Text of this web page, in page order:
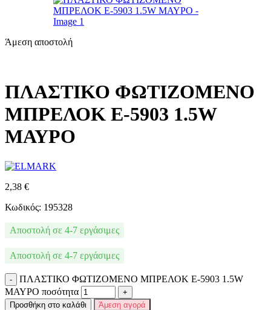
Άμεση αποστολή
ΠΛΑΣΤΙΚΟ ΦΩΤΙΖΟΜΕΝΟ
ΜΠΡΕΛΟΚ E-5903 1.5W
ΜΑΥΡΟ
2,38 €
Κωδικός: 195328
Αποστολή σε 4-7 εργάσιμες
Αποστολή σε 4-7 εργάσιμες
ΠΛΑΣΤΙΚΟ ΦΩΤΙΖΟΜΕΝΟ ΜΠΡΕΛΟΚ E-5903 1.5W
ΜΑΥΡΟ ποσότητα
Προσθήκη στο καλάθι Άμεση αγορά